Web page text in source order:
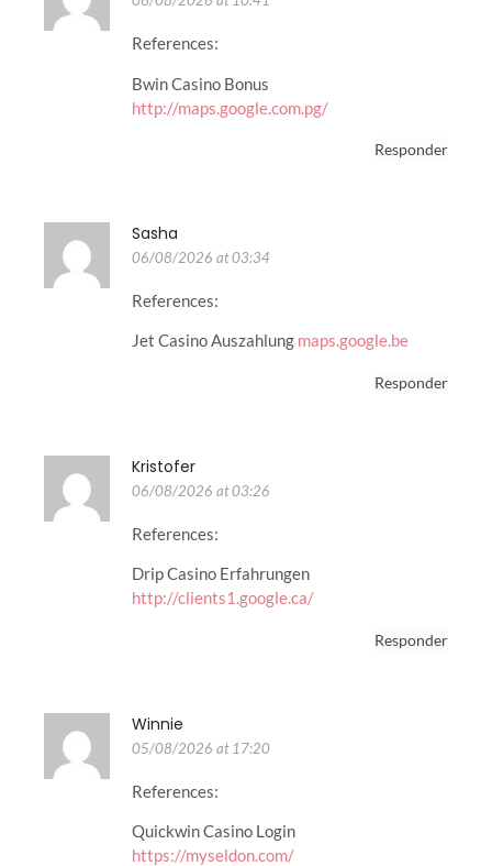
References:
Bwin Casino Bonus
http://maps.google.com.pg/
Responder
Sasha
06/08/2026 at 03:34
References:
Jet Casino Auszahlung maps.google.be
Responder
Kristofer
06/08/2026 at 03:26
References:
Drip Casino Erfahrungen
http://clients1.google.ca/
Responder
Winnie
05/08/2026 at 17:20
References:
Quickwin Casino Login
https://myseldon.com/